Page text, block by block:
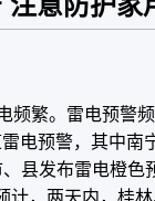
频繁。雷电预警
电预警，其中南
县发布雷电橙色
，两天内，桂林